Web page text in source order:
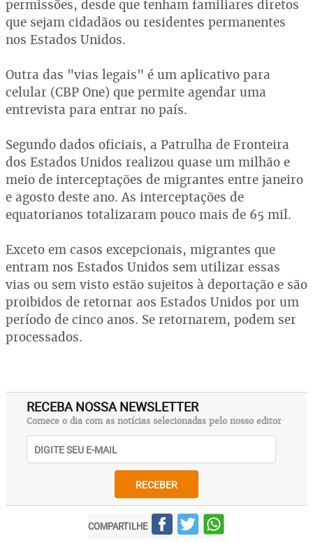
permissões, desde que tenham familiares diretos
que sejam cidadãos ou residentes permanentes
nos Estados Unidos.
Outra das "vias legais" é um aplicativo para
celular (CBP One) que permite agendar uma
entrevista para entrar no país.
Segundo dados oficiais, a Patrulha de Fronteira
dos Estados Unidos realizou quase um milhão e
meio de interceptações de migrantes entre janeiro
e agosto deste ano. As interceptações de
equatorianos totalizaram pouco mais de 65 mil.
Exceto em casos excepcionais, migrantes que
entram nos Estados Unidos sem utilizar essas
vias ou sem visto estão sujeitos à deportação e são
proibidos de retornar aos Estados Unidos por um
período de cinco anos. Se retornarem, podem ser
processados.
RECEBA NOSSA NEWSLETTER
Comece o dia com as notícias selecionadas pelo nosso editor
RECEBER
COMPARTILHE